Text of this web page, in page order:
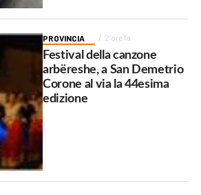
PROVINCIA 2 ore fa
Festival della canzone
arbëreshe, a San Demetrio
Corone al via la 44esima
edizione